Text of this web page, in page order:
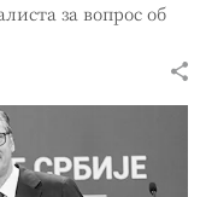
за вопрос об